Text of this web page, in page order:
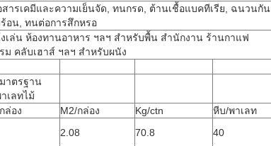
ารเคมีและความเย็นจัด, ทนกรด, ต้านเชื้อแบคทีเรีย, ฉนวนกัน
อน, ทนต่อการสึกหรอ
เล่น ห้องทานอาหาร ฯลฯ สำหรับพื้น สำนักงาน ร้านกาแฟ
ม คลับเฮาส์ ฯลฯ สำหรับผนัง
าตรฐาน
เลทไม้
ล่อง M2/กล่อง Kg/ctn
หีบ/พาเลท
2.08 70.8 40